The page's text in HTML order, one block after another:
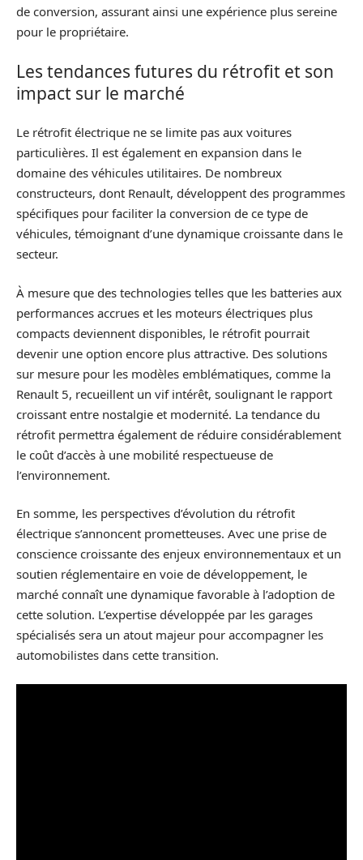
de conversion, assurant ainsi une expérience plus sereine
pour le propriétaire.
Les tendances futures du rétrofit et son
impact sur le marché
Le rétrofit électrique ne se limite pas aux voitures
particulières. Il est également en expansion dans le
domaine des véhicules utilitaires. De nombreux
constructeurs, dont Renault, développent des programmes
spécifiques pour faciliter la conversion de ce type de
véhicules, témoignant d’une dynamique croissante dans le
secteur.
À mesure que des technologies telles que les batteries aux
performances accrues et les moteurs électriques plus
compacts deviennent disponibles, le rétrofit pourrait
devenir une option encore plus attractive. Des solutions
sur mesure pour les modèles emblématiques, comme la
Renault 5, recueillent un vif intérêt, soulignant le rapport
croissant entre nostalgie et modernité. La tendance du
rétrofit permettra également de réduire considérablement
le coût d’accès à une mobilité respectueuse de
l’environnement.
En somme, les perspectives d’évolution du rétrofit
électrique s’annoncent prometteuses. Avec une prise de
conscience croissante des enjeux environnementaux et un
soutien réglementaire en voie de développement, le
marché connaît une dynamique favorable à l’adoption de
cette solution. L’expertise développée par les garages
spécialisés sera un atout majeur pour accompagner les
automobilistes dans cette transition.